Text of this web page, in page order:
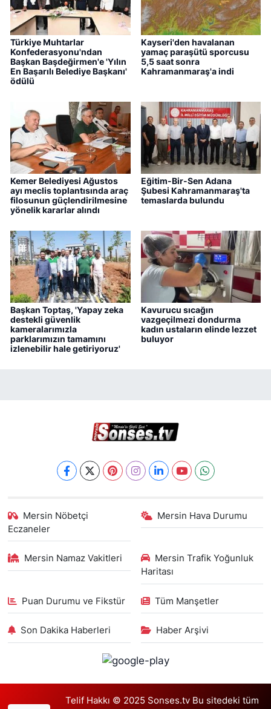
Türkiye Muhtarlar
Konfederasyonu'ndan
Başkan Başdeğirmen'e 'Yılın
En Başarılı Belediye Başkanı'
ödülü
Kayseri'den havalanan
yamaç paraşütü sporcusu
5,5 saat sonra
Kahramanmaraş'a indi
Kemer Belediyesi Ağustos
ayı meclis toplantısında araç
filosunun güçlendirilmesine
yönelik kararlar alındı
Eğitim-Bir-Sen Adana
Şubesi Kahramanmaraş'ta
temaslarda bulundu
Başkan Toptaş, 'Yapay zeka
destekli güvenlik
kameralarımızla
parklarımızın tamamını
izlenebilir hale getiriyoruz'
Kavurucu sıcağın
vazgeçilmezi dondurma
kadın ustaların elinde lezzet
buluyor
Mersin Nöbetçi
Eczaneler
Mersin Hava Durumu
Mersin Namaz Vakitleri
Mersin Trafik Yoğunluk
Haritası
Puan Durumu ve Fikstür Tüm Manşetler
Son Dakika Haberleri Haber Arşivi
Telif Hakkı © 2025 Sonses.tv Bu sitedeki tüm